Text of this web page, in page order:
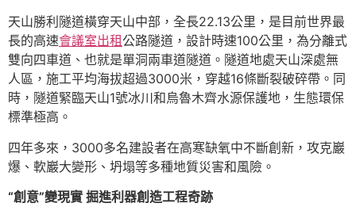
天山勝利隧道橫穿天山中部，全長22.13公里，是目前世界最
長的高速會議室出租公路隧道，設計時速100公里，為分離式
雙向四車道、也就是單洞兩車道隧道。隧道地處天山深處無
人區，施工平均海拔超過3000米，穿越16條斷裂破碎帶。同
時，隧道緊臨天山1號冰川和烏魯木齊水源保護地，生態環保
標準極高。
四年多來，3000多名建設者在高寒缺氧中不斷創新，攻克巖
爆、軟巖大變形、坍塌等多種地質災害和風險。
“創意”變現實 掘進利器創造工程奇跡